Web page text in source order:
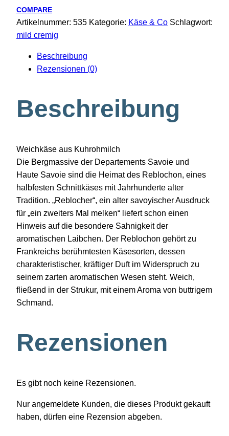
COMPARE
Artikelnummer: 535 Kategorie: Käse & Co Schlagwort:
mild cremig
Beschreibung
Rezensionen (0)
Beschreibung
Weichkäse aus Kuhrohmilch
Die Bergmassive der Departements Savoie und
Haute Savoie sind die Heimat des Reblochon, eines
halbfesten Schnittkäses mit Jahrhunderte alter
Tradition. „Reblocher“, ein alter savoyischer Ausdruck
für „ein zweiters Mal melken“ liefert schon einen
Hinweis auf die besondere Sahnigkeit der
aromatischen Laibchen. Der Reblochon gehört zu
Frankreichs berühmtesten Käsesorten, dessen
charakteristischer, kräftiger Duft im Widerspruch zu
seinem zarten aromatischen Wesen steht. Weich,
fließend in der Strukur, mit einem Aroma von buttrigem
Schmand.
Rezensionen
Es gibt noch keine Rezensionen.
Nur angemeldete Kunden, die dieses Produkt gekauft
haben, dürfen eine Rezension abgeben.